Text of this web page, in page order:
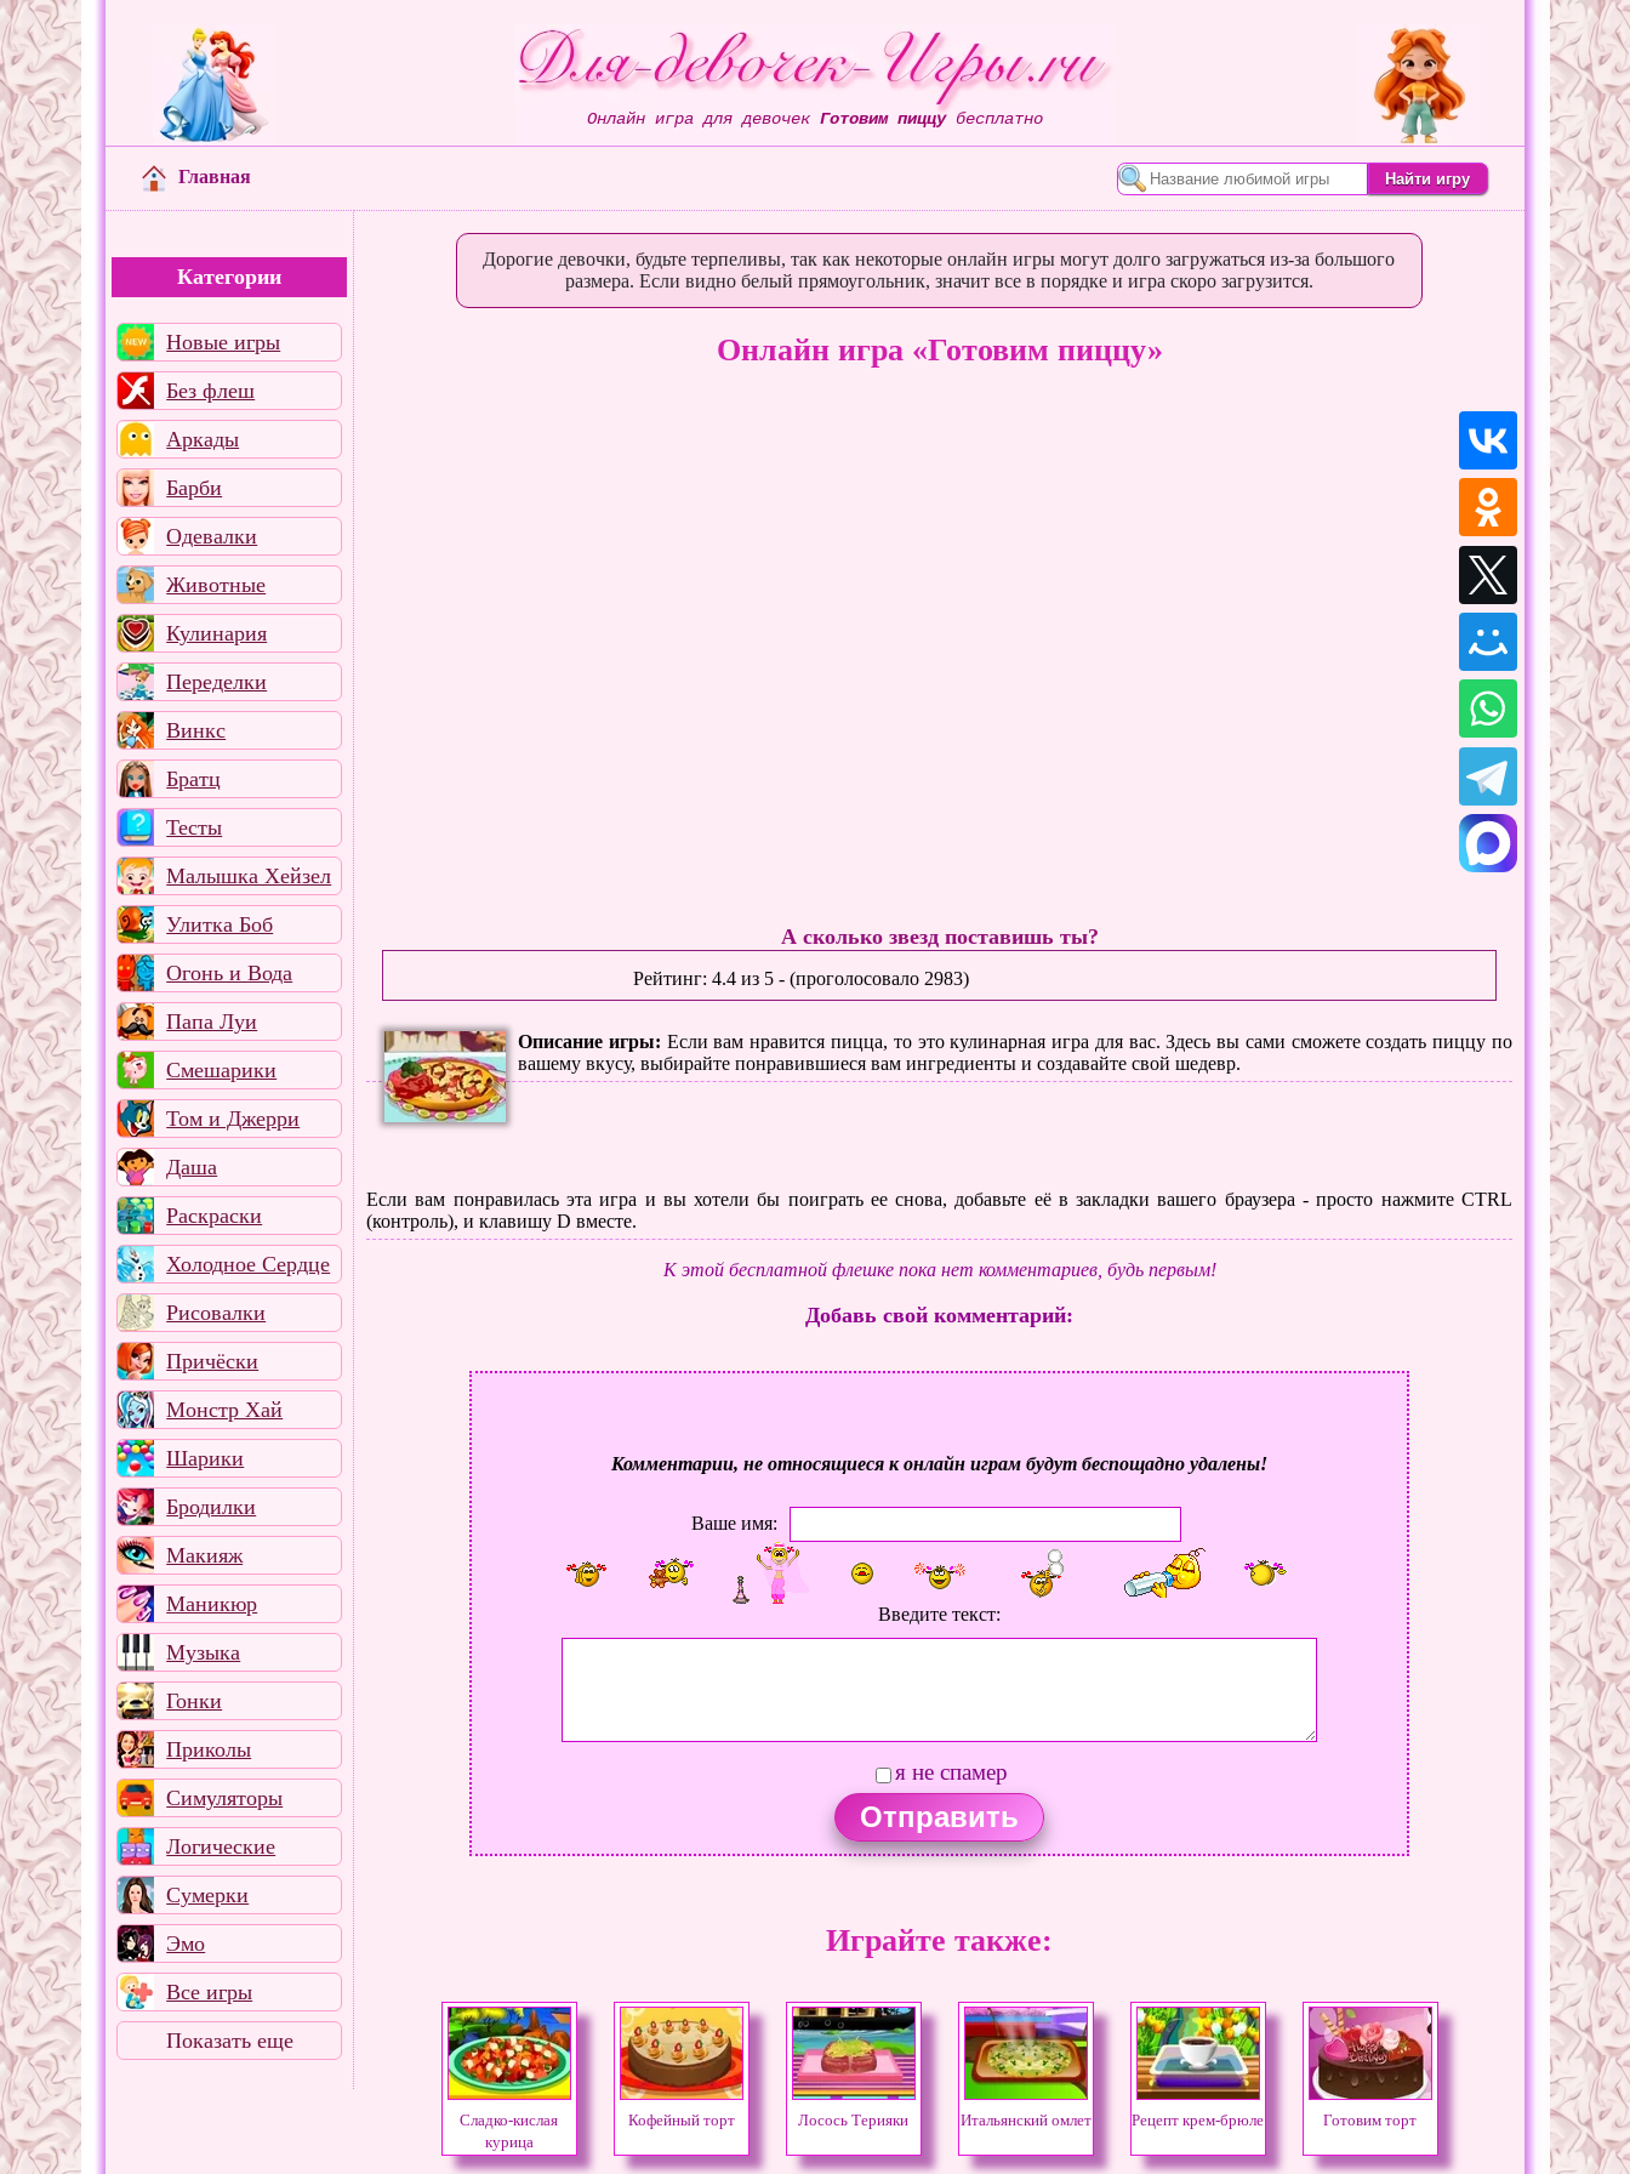
Онлайн игра для девочек Готовим пиццубесплатно
Главная
Категории
Новые игры
Без флеш
Аркады
Барби
Одевалки
Животные
Кулинария
Переделки
Винкс
Братц
Тесты
Малышка Хейзел
Улитка Боб
Огонь и Вода
Папа Луи
Смешарики
Том и Джерри
Даша
Раскраски
Холодное Сердце
Рисовалки
Причёски
Монстр Хай
Шарики
Бродилки
Макияж
Маникюр
Музыка
Гонки
Приколы
Симуляторы
Логические
Сумерки
Эмо
Все игры
Показать еще
Дорогие девочки, будьте терпеливы, так как некоторые онлайн игры могут долго загружаться из-за большого
размера. Если видно белый прямоугольник, значит все в порядке и игра скоро загрузится.
Онлайн игра «Готовим пиццу»
А сколько звезд поставишь ты?
Рейтинг:4.4 из 5 - (проголосовало 2983)
Описание игры: Если вам нравится пицца, то это кулинарная игра для вас. Здесь вы сами сможете создать пиццу по
вашему вкусу, выбирайте понравившиеся вам ингредиенты и создавайте свой шедевр.
Если вам понравилась эта игра и вы хотели бы поиграть ее снова, добавьте её в закладки вашего браузера - просто нажмите CTRL
(контроль), и клавишу D вместе.
К этой бесплатной флешке пока нет комментариев, будь первым!
Добавь свой комментарий:
Комментарии, не относящиеся к онлайн играм будут беспощадно удалены!
Ваше имя:
Введите текст:
я не спамер
Играйте также:
Сладко-кислая
курица
Кофейный торт Лосось Терияки Итальянский омлет Рецепт крем-брюле Готовим торт